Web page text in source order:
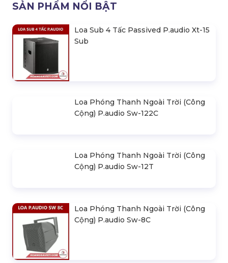
SẢN PHẨM NỔI BẬT
Loa Sub 4 Tấc Passived P.audio Xt-15
Sub
Loa Phóng Thanh Ngoài Trời (Công
Cộng) P.audio Sw-122C
Loa Phóng Thanh Ngoài Trời (Công
Cộng) P.audio Sw-12T
Loa Phóng Thanh Ngoài Trời (Công
Cộng) P.audio Sw-8C